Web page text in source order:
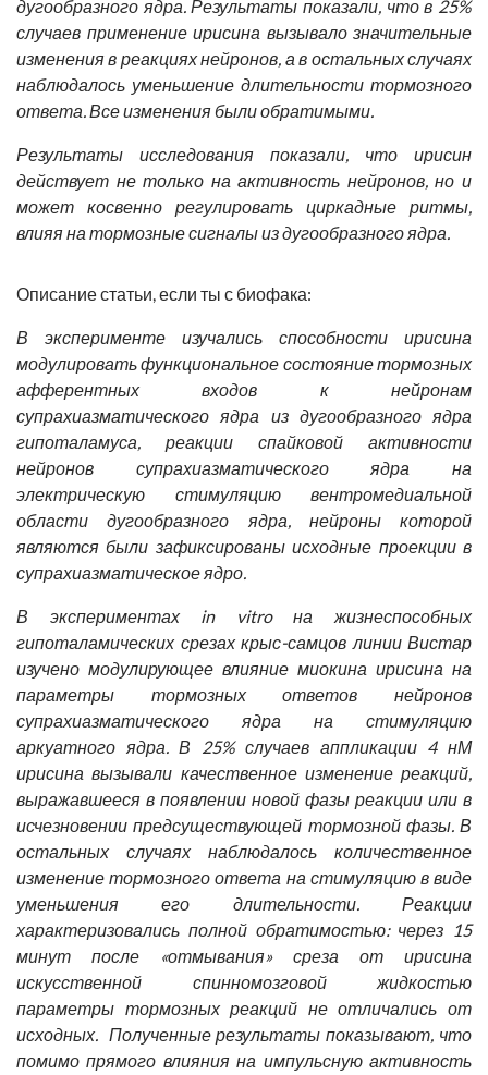
дугообразного ядра. Результаты показали, что в 25%
случаев применение ирисина вызывало значительные
изменения в реакциях нейронов, а в остальных случаях
наблюдалось уменьшение длительности тормозного
ответа. Все изменения были обратимыми.
Результаты исследования показали, что ирисин
действует не только на активность нейронов, но и
может косвенно регулировать циркадные ритмы,
влияя на тормозные сигналы из дугообразного ядра.
Описание статьи, если ты с биофака:
В эксперименте изучались способности ирисина
модулировать функциональное состояние тормозных
афферентных входов к нейронам
супрахиазматического ядра из дугообразного ядра
гипоталамуса, реакции спайковой активности
нейронов супрахиазматического ядра на
электрическую стимуляцию вентромедиальной
области дугообразного ядра, нейроны которой
являются были зафиксированы исходные проекции в
супрахиазматическое ядро.
В экспериментах in vitro на жизнеспособных
гипоталамических срезах крыс-самцов линии Вистар
изучено модулирующее влияние миокина ирисина на
параметры тормозных ответов нейронов
супрахиазматического ядра на стимуляцию
аркуатного ядра. В 25% случаев аппликации 4 нМ
ирисина вызывали качественное изменение реакций,
выражавшееся в появлении новой фазы реакции или в
исчезновении предсуществующей тормозной фазы. В
остальных случаях наблюдалось количественное
изменение тормозного ответа на стимуляцию в виде
уменьшения его длительности. Реакции
характеризовались полной обратимостью: через 15
минут после «отмывания» среза от ирисина
искусственной спинномозговой жидкостью
параметры тормозных реакций не отличались от
исходных. Полученные результаты показывают, что
помимо прямого влияния на импульсную активность